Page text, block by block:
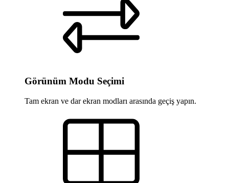
Görünüm Modu Seçimi
Tam ekran ve dar ekran modları arasında geçiş yapın.